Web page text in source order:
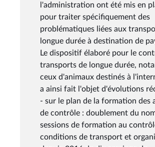
l'administration ont été mis en
pour traiter spécifiquement des
problématiques liées aux
longue durée à destination de
Le dispositif élaboré pour le
transports de longue durée,
ceux d'animaux destinés à
a ainsi fait l'objet d'évolutions
- sur le plan de la formation des
de contrôle : doublement du
sessions de formation au
conditions de transport et